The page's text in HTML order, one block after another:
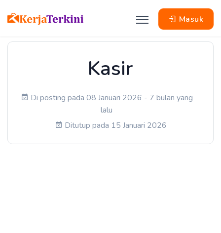
Masuk
Kasir
Di posting pada 08 Januari 2026 - 7 bulan yang
lalu
Ditutup pada 15 Januari 2026